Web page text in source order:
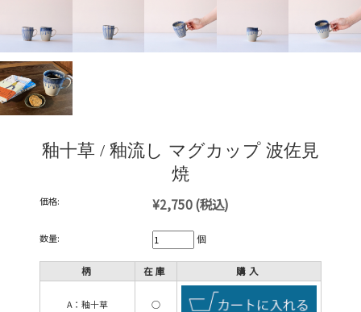
釉十草 / 釉流し マグカップ 波佐見
焼
価格: ¥2,750(税込)
数量: 個
柄 在庫 購入
A：釉十草 ○